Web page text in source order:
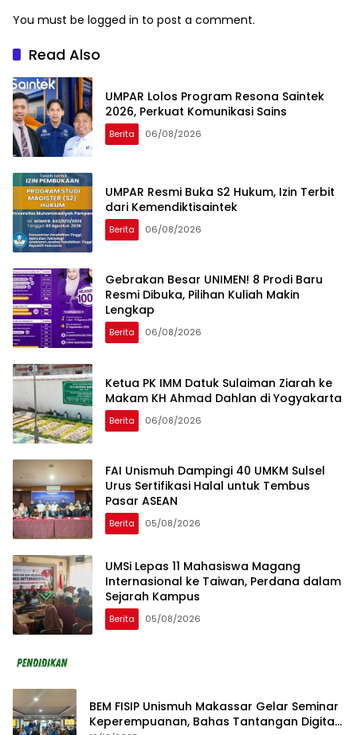
You must be logged in to post a comment.
Read Also
UMPAR Lolos Program Resona Saintek
2026, Perkuat Komunikasi Sains
Berita 06/08/2026
UMPAR Resmi Buka S2 Hukum, Izin Terbit
dari Kemendiktisaintek
Berita 06/08/2026
Gebrakan Besar UNIMEN! 8 Prodi Baru
Resmi Dibuka, Pilihan Kuliah Makin
Lengkap
Berita 06/08/2026
Ketua PK IMM Datuk Sulaiman Ziarah ke
Makam KH Ahmad Dahlan di Yogyakarta
Berita 06/08/2026
FAI Unismuh Dampingi 40 UMKM Sulsel
Urus Sertifikasi Halal untuk Tembus
Pasar ASEAN
Berita 05/08/2026
UMSi Lepas 11 Mahasiswa Magang
Internasional ke Taiwan, Perdana dalam
Sejarah Kampus
Berita 05/08/2026
BEM FISIP Unismuh Makassar Gelar Seminar
Keperempuanan, Bahas Tantangan Digital